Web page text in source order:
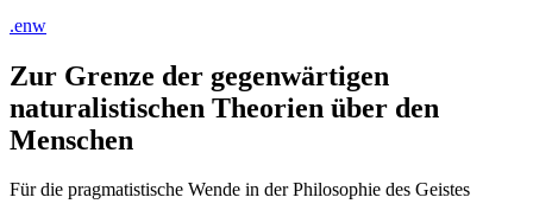
.enw
Zur Grenze der gegenwärtigen
naturalistischen Theorien über den
Menschen
Für die pragmatistische Wende in der Philosophie des Geistes